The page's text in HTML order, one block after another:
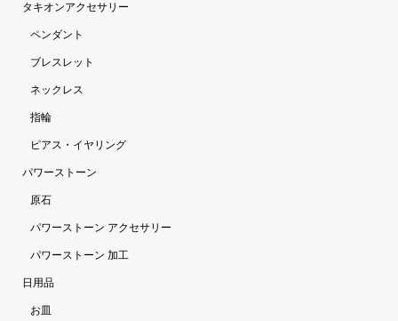
タキオンアクセサリー
ペンダント
ブレスレット
ネックレス
指輪
ピアス・イヤリング
パワーストーン
原石
パワーストーン アクセサリー
パワーストーン 加工
日用品
お皿